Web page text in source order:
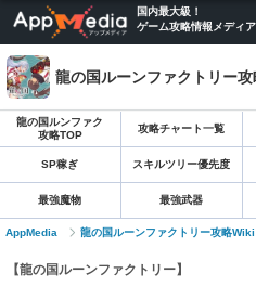
国内最大級！
ゲーム攻略情報メディア
龍の国ルーンファクトリー
龍の国ルンファク
攻略TOP
攻略チャート一覧
SP稼ぎ スキルツリー優先度
最強魔物 最強武器
AppMedia 龍の国ルーンファクトリー攻略
【龍の国ルーンファクトリー】